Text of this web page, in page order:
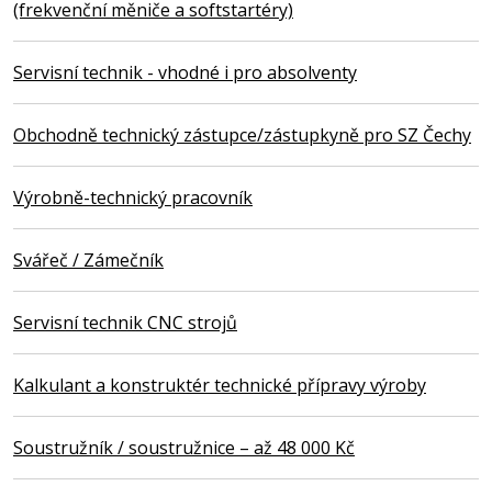
(frekvenční měniče a softstartéry)
Servisní technik - vhodné i pro absolventy
Obchodně technický zástupce/zástupkyně pro SZ Čechy
Výrobně-technický pracovník
Svářeč / Zámečník
Servisní technik CNC strojů
Kalkulant a konstruktér technické přípravy výroby
Soustružník / soustružnice – až 48 000 Kč